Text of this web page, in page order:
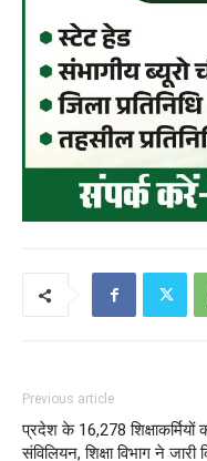
Previous article
प्रदेश के 16,278 शिक्षाकर्मियों
संविलियन, शिक्षा विभाग ने जारी